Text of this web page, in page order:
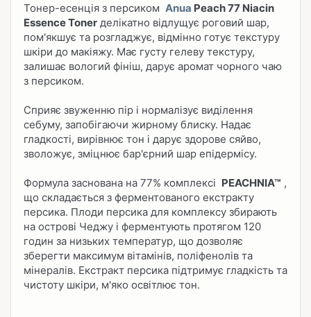
Тонер-есенція з персиком Anua Peach 77 Niacin
Essence Toner делікатно відлущує роговий шар,
пом'якшує та розгладжує, відмінно готує текстуру
шкіри до макіяжу. Має густу гелеву текстуру,
залишає вологий фініш, дарує аромат чорного чаю
з персиком.
Сприяє звуженню пір і нормалізує виділення
себуму, запобігаючи жирному блиску. Надає
гладкості, вирівнює тон і дарує здорове сяйво,
зволожує, зміцнює бар'єрний шар епідермісу.
Формула заснована на 77% комплексі PEACHNIA™ ,
що складається з ферментованого екстракту
персика. Плоди персика для комплексу збирають
на острові Чеджу і ферментують протягом 120
годин за низьких температур, що дозволяє
зберегти максимум вітамінів, поліфенолів та
мінералів. Екстракт персика підтримує гладкість та
чистоту шкіри, м'яко освітлює тон.